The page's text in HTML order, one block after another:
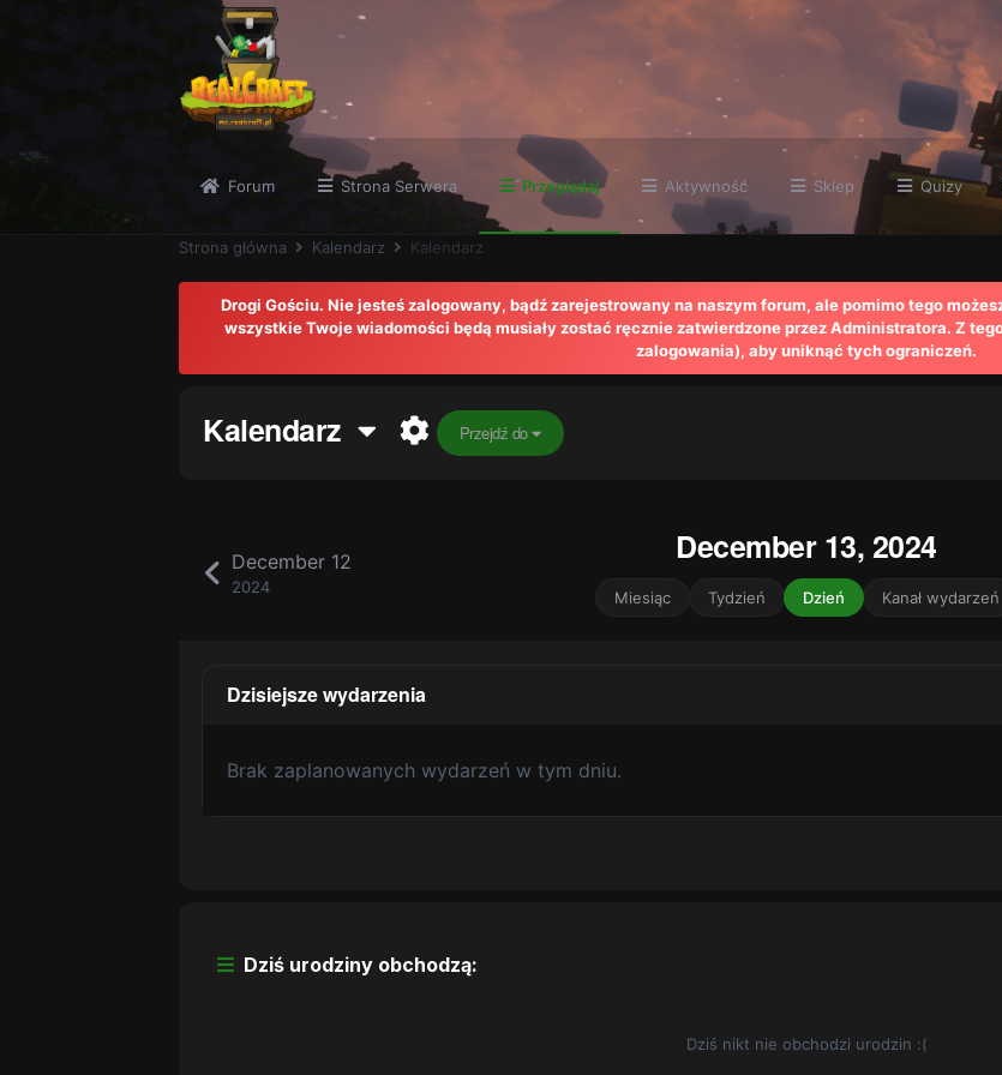
Forum Strona Serwera Przeglądaj Aktywność Sklep Quizy
Strona główna Kalendarz Kalendarz
Drogi Gościu. Nie jesteś zalogowany, bądź zarejestrowany na naszym forum, ale pomimo tego
wszystkie Twoje wiadomości będą musiały zostać ręcznie zatwierdzone przez Administratora. Z
zalogowania), aby uniknąć tych ograniczeń.
Kalendarz Przejdź do
December 12
2024
December 13, 2024
Miesiąc Tydzień Dzień Kanał wydarzeń
Dzisiejsze wydarzenia
Brak zaplanowanych wydarzeń w tym dniu.
Dziś urodziny obchodzą:
Dziś nikt nie obchodzi urodzin :(